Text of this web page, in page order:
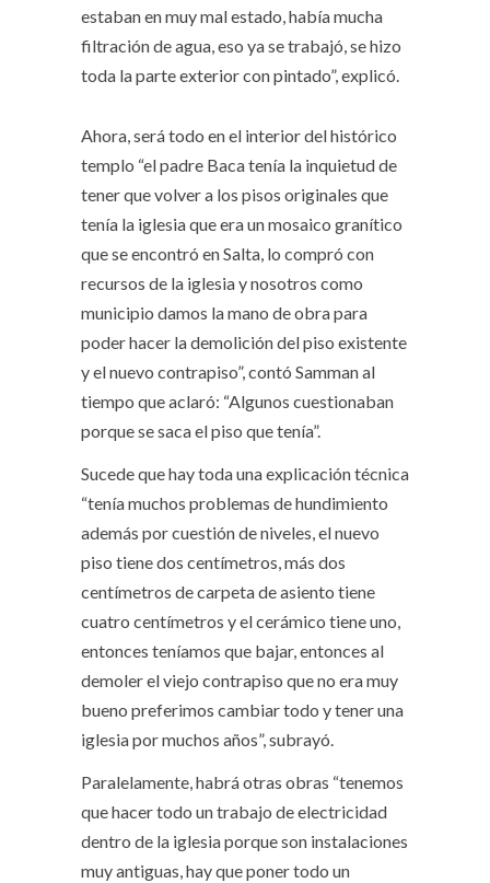
estaban en muy mal estado, había mucha
filtración de agua, eso ya se trabajó, se hizo
toda la parte exterior con pintado”, explicó.
Ahora, será todo en el interior del histórico
templo “el padre Baca tenía la inquietud de
tener que volver a los pisos originales que
tenía la iglesia que era un mosaico granítico
que se encontró en Salta, lo compró con
recursos de la iglesia y nosotros como
municipio damos la mano de obra para
poder hacer la demolición del piso existente
y el nuevo contrapiso”, contó Samman al
tiempo que aclaró: “Algunos cuestionaban
porque se saca el piso que tenía”.
Sucede que hay toda una explicación técnica
“tenía muchos problemas de hundimiento
además por cuestión de niveles, el nuevo
piso tiene dos centímetros, más dos
centímetros de carpeta de asiento tiene
cuatro centímetros y el cerámico tiene uno,
entonces teníamos que bajar, entonces al
demoler el viejo contrapiso que no era muy
bueno preferimos cambiar todo y tener una
iglesia por muchos años”, subrayó.
Paralelamente, habrá otras obras “tenemos
que hacer todo un trabajo de electricidad
dentro de la iglesia porque son instalaciones
muy antiguas, hay que poner todo un